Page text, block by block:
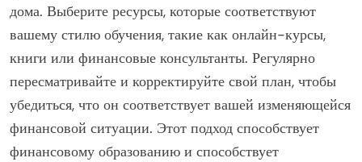
дома. Выберите ресурсы, которые соответствуют
вашему стилю обучения, такие как онлайн-курсы,
книги или финансовые консультанты. Регулярно
пересматривайте и корректируйте свой план, чтобы
убедиться, что он соответствует вашей изменяющейся
финансовой ситуации. Этот подход способствует
финансовому образованию и способствует